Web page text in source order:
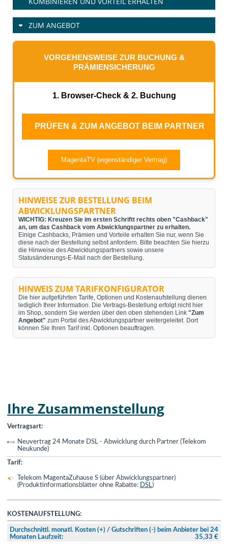
ZUM ANGEBOT
VORGEHENSWEISE ZUR BUCHUNG &
PRÄMIENSICHERUNG
1. Browser-Check & 2. Buchung
PRÜFEN & ZUM ANGEBOT BEIM PARTNER
MagentaTV (eigenständiger Vertrag)
HINWEISE ZUR BESTELLUNG BEIM
ABWICKLUNGSPARTNER
WICHTIG: Kreuzen Sie im ersten Schriftt rechts oben "Cashback"
an, um das Cashback vom Abwicklungspartner zu erhalten.
Einige Cashbacks, Prämien und Vorteile erhalten Sie nur, wenn Sie
diese nach der Bestellung selbst anfordern. Bitte beachten Sie hierzu
die Hinweise des Abwicklungspartners sowie unsere
Statusänderungs-E-Mail nach der Bestellung.
HINWEIS ZUM TARIFKONFIGURATOR
Die hier aufgeführten Tarife, Optionen und Kostenaufstellung dienen
lediglich Ihrer Information. Die Vertrags-Bestellung erfolgt nicht hier
im Shop, sondern Sie werden über den oben stehenden Link "Zum
Angebot" zum Portal des Abwicklungspartner weitergeleitet. Dort
können Sie Ihren Tarif inkl. Optionen beauftragen.
Ihre Zusammenstellung
Vertragsart:
Neuvertrag 24 Monate DSL - Abwicklung durch Partner (Telekom
Neukunde)
Tarif:
Telekom MagentaZuhause S (über Abwicklungspartner)
(Produktinformationsblätter ohne Rabatte: DSL)
KOSTENAUFSTELLUNG:
Durchschnittl. monatl. Kosten (+) / Gutschriften (-) beim Anbieter bei 24
Monaten Laufzeit:
35,33 €